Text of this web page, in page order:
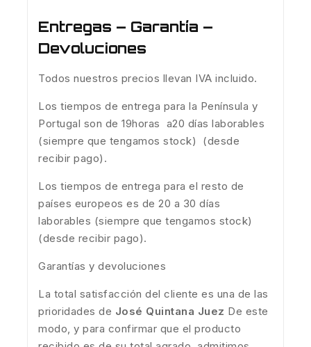
Entregas – Garantía –
Devoluciones
Todos nuestros precios llevan IVA incluido.
Los tiempos de entrega para la Península y
Portugal son de 19horas a20 días laborables
(siempre que tengamos stock) (desde
recibir pago).
Los tiempos de entrega para el resto de
países europeos es de 20 a 30 días
laborables (siempre que tengamos stock)
(desde recibir pago).
Garantías y devoluciones
La total satisfacción del cliente es una de las
prioridades de José Quintana Juez De este
modo, y para confirmar que el producto